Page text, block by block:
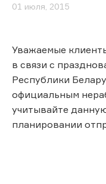
01 июля, 2015
Уважаемые
в связи с
Республики
официальным
учитывайте
планировании